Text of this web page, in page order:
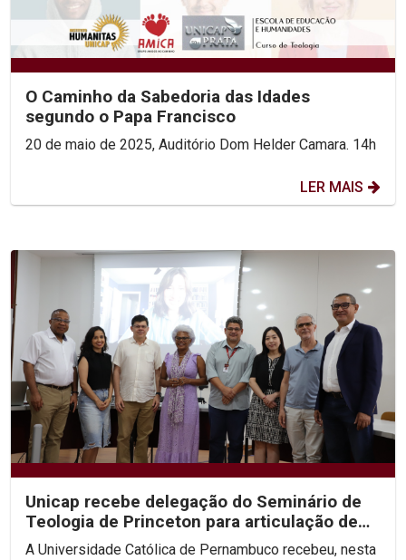
O Caminho da Sabedoria das Idades
segundo o Papa Francisco
20 de maio de 2025, Auditório Dom Helder Camara. 14h
LER MAIS
Unicap recebe delegação do Seminário de
Teologia de Princeton para articulação de
congresso...
A Universidade Católica de Pernambuco recebeu, nesta